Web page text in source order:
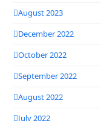
August 2023
December 2022
October 2022
September 2022
August 2022
July 2022